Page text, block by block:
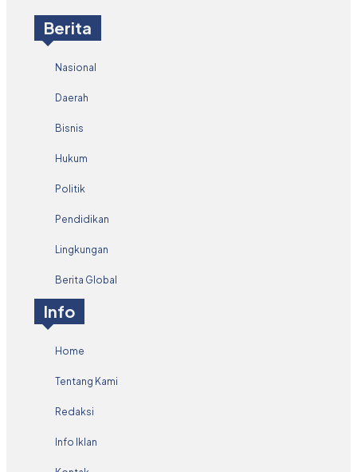
Berita
Nasional
Daerah
Bisnis
Hukum
Politik
Pendidikan
Lingkungan
Berita Global
Info
Home
Tentang Kami
Redaksi
Info Iklan